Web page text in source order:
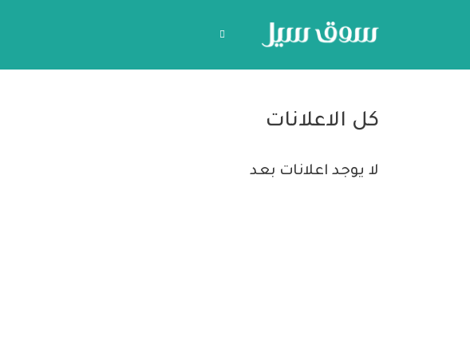
كل الاعلانات
لا يوجد اعلانات بعد